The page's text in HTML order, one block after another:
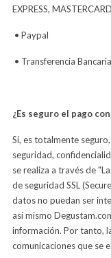
EXPRESS,
• Paypal
• Transferencia Bancaria
¿Es seguro el pago
Si, es totalmente
seguridad,
se realiza a través de
de seguridad SSL
datos no puedan ser
así mismo
información. Por tanto,
comunicaciones que se